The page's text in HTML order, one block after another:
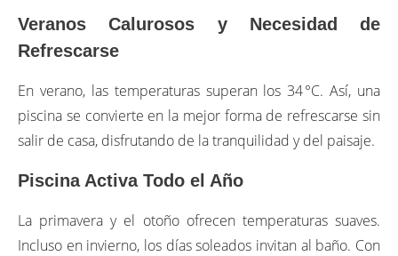
Veranos Calurosos y Necesidad de
Refrescarse
En verano, las temperaturas superan los 34 °C. Así, una
piscina se convierte en la mejor forma de refrescarse sin
salir de casa, disfrutando de la tranquilidad y del paisaje.
Piscina Activa Todo el Año
La primavera y el otoño ofrecen temperaturas suaves.
Incluso en invierno, los días soleados invitan al baño. Con